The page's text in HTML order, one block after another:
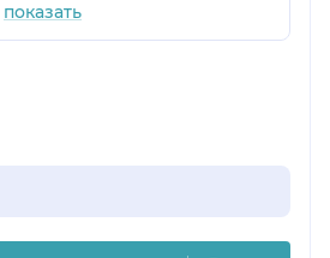
показать